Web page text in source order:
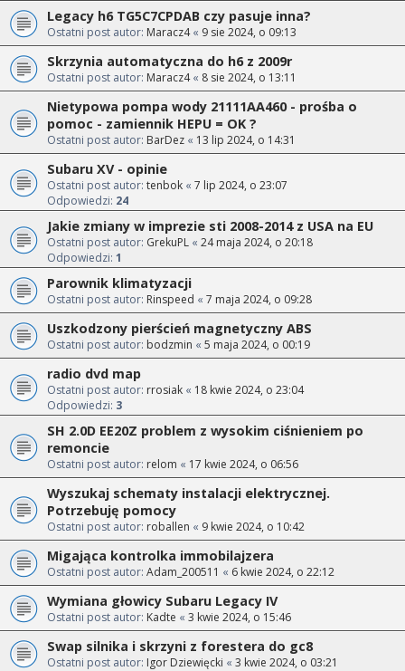
Legacy h6 TG5C7CPDAB czy pasuje inna?
Ostatni post autor: Maracz4« 9 sie 2024, o 09:13
Skrzynia automatyczna do h6 z 2009r
Ostatni post autor: Maracz4« 8 sie 2024, o 13:11
Nietypowa pompa wody 21111AA460 - prośba o
pomoc - zamiennik HEPU = OK ?
Ostatni post autor: BarDez « 13 lip 2024, o 14:31
Subaru XV - opinie
Ostatni post autor: tenbok « 7 lip 2024, o 23:07
Odpowiedzi: 24
Jakie zmiany w imprezie sti 2008-2014 z USA na EU
Ostatni post autor: GrekuPL « 24 maja 2024, o 20:18
Odpowiedzi: 1
Parownik klimatyzacji
Ostatni post autor: Rinspeed « 7 maja 2024, o 09:28
Uszkodzony pierścień magnetyczny ABS
Ostatni post autor: bodzmin « 5 maja 2024, o 00:19
radio dvd map
Ostatni post autor: rrosiak « 18 kwie 2024, o 23:04
Odpowiedzi: 3
SH 2.0D EE20Z problem z wysokim ciśnieniem po
remoncie
Ostatni post autor: relom « 17 kwie 2024, o 06:56
Wyszukaj schematy instalacji elektrycznej.
Potrzebuję pomocy
Ostatni post autor: roballen « 9 kwie 2024, o 10:42
Migająca kontrolka immobilajzera
Ostatni post autor: Adam_200511 « 6 kwie 2024, o 22:12
Wymiana głowicy Subaru Legacy IV
Ostatni post autor: Kadte « 3 kwie 2024, o 15:46
Swap silnika i skrzyni z forestera do gc8
Ostatni post autor: Igor Dziewięcki « 3 kwie 2024, o 03:21